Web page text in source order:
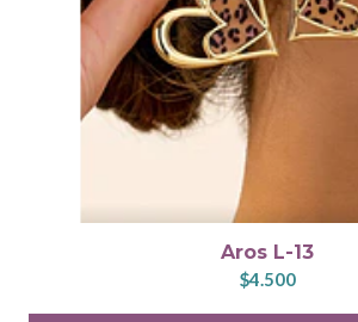
Aros L-13
$4.500